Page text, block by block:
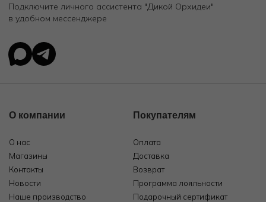
Подключите личного ассистента "Дикой Орхидеи"
в удобном мессенджере
О компании
О нас
Магазины
Контакты
Новости
Наше производство
Покупателям
Оплата
Доставка
Возврат
Программа лояльности
Подарочный сертификат